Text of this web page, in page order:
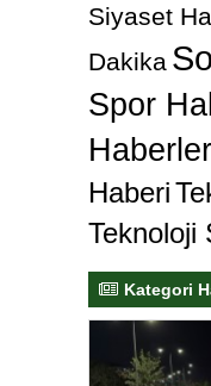
Siyaset
Dakika
Spor
Haberi
Teknoloji
Kategori